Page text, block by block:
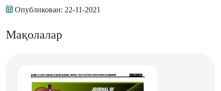
Опубликован: 22-11-2021
Мақолалар